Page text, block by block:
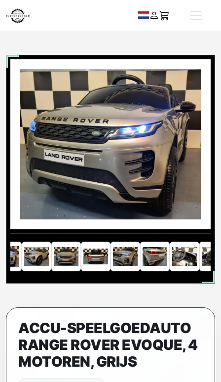
ACCU-SPEELGOEDAUTO
RANGE ROVER EVOQUE, 4
MOTOREN, GRIJS